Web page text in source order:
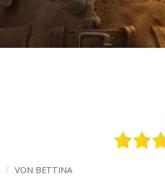
/ VON BETTINA